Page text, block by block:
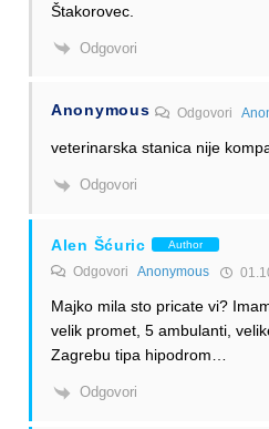
Štakorovec.
Odgovori
Anonymous Odgovori
veterinarska stanica nije
Odgovori
Alen Šćuric Author
Odgovori Anonymous
Majko mila sto pricate vi?
velik promet, 5 ambulanti,
Zagrebu tipa hipodrom…
Odgovori